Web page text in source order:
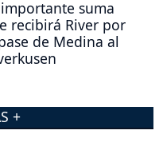
suma
recibirá River por
de Medina al
+